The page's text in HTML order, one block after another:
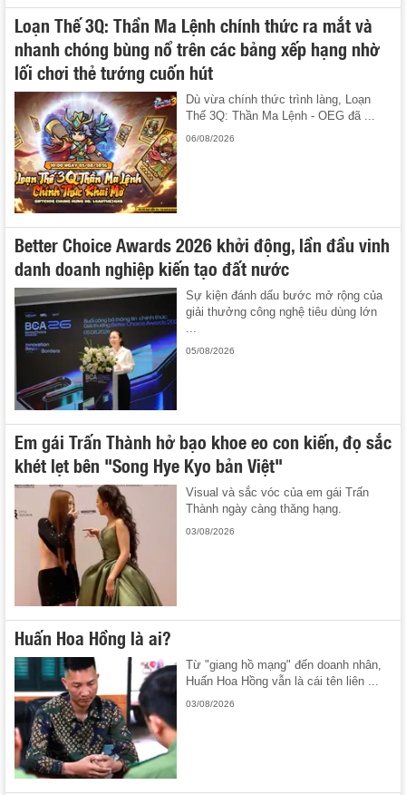
Loạn Thế 3Q: Thần Ma Lệnh chính thức ra mắt và
nhanh chóng bùng nổ trên các bảng xếp hạng nhờ
lối chơi thẻ tướng cuốn hút
Dù vừa chính thức trình làng, Loạn
Thế 3Q: Thần Ma Lệnh - OEG đã ...
06/08/2026
Better Choice Awards 2026 khởi động, lần đầu vinh
danh doanh nghiệp kiến tạo đất nước
Sự kiện đánh dấu bước mở rộng của
giải thưởng công nghệ tiêu dùng lớn
...
05/08/2026
Em gái Trấn Thành hở bạo khoe eo con kiến, đọ sắc
khét lẹt bên "Song Hye Kyo bản Việt"
Visual và sắc vóc của em gái Trấn
Thành ngày càng thăng hạng.
03/08/2026
Huấn Hoa Hồng là ai?
Từ "giang hồ mạng" đến doanh nhân,
Huấn Hoa Hồng vẫn là cái tên liên ...
03/08/2026